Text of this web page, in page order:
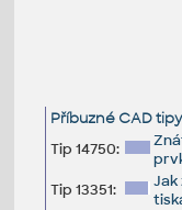
Příbuzné CAD tipy
Tip 14750:
Tip 13351:
Jak